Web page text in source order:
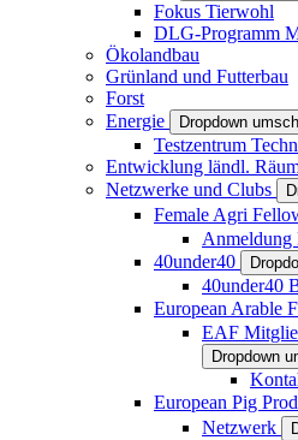
Fokus Tierwohl
DLG-Programm
Ökolandbau
Grünland und Futterbau
Forst
Energie
Dropdown
Testzentrum
Entwicklung ländl.
Netzwerke und Clubs
Female Agri
Anmeldung
40under40
40under40
European Arable
EAF
Dropdown
European Pig
Netzwerk